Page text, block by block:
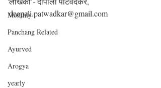
Monthly
Panchang Related
Ayurved
Arogya
yearly
deepali.patwadkar@gmail.com